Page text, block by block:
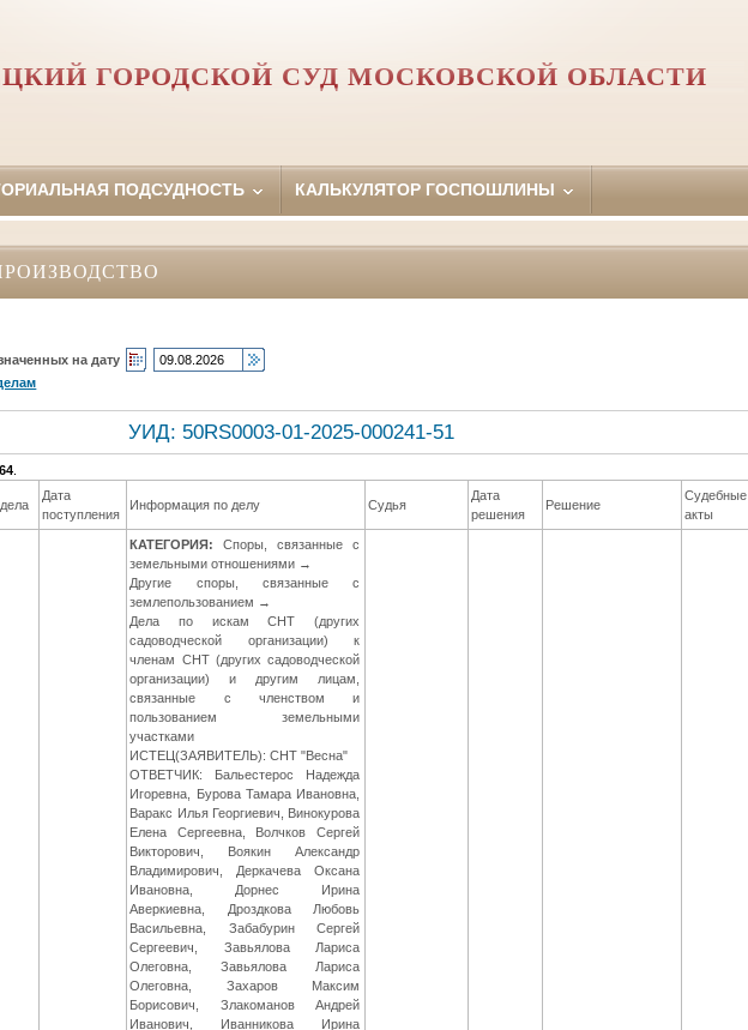
ГОРОДСКОЙ СУД МОСКОВСКОЙ ОБЛАСТИ
ПОДСУДНОСТЬ КАЛЬКУЛЯТОР ГОСПОШЛИНЫ
на дату
УИД: 50RS0003-01-2025-000241-51
64
Дата
поступления
Информация по делу Судья
Дата
решения
Решение
Судебные
акты
КАТЕГОРИЯ: Споры, связанные с
земельными отношениями →
Другие споры, связанные с
землепользованием →
Дела по искам СНТ (других
садоводческой организации) к
членам СНТ (других садоводческой
организации) и другим лицам,
связанные с членством и
пользованием земельными
участками
ИСТЕЦ(ЗАЯВИТЕЛЬ): СНТ "Весна"
ОТВЕТЧИК: Бальестерос Надежда
Игоревна, Бурова Тамара Ивановна,
Варакс Илья Георгиевич, Винокурова
Елена Сергеевна, Волчков Сергей
Викторович, Воякин Александр
Владимирович, Деркачева Оксана
Ивановна, Дорнес Ирина
Аверкиевна, Дроздкова Любовь
Васильевна, Забабурин Сергей
Сергеевич, Завьялова Лариса
Олеговна, Завьялова Лариса
Олеговна, Захаров Максим
Борисович, Злакоманов Андрей
Иванович, Иванникова Ирина